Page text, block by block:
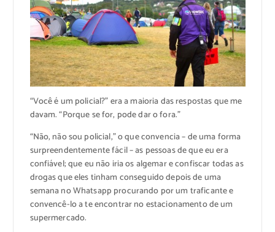
“Você é um policial?” era a maioria das respostas que me
davam. “Porque se for, pode dar o fora.”
“Não, não sou policial,” o que convencia – de uma forma
surpreendentemente fácil – as pessoas de que eu era
confiável; que eu não iria os algemar e confiscar todas as
drogas que eles tinham conseguido depois de uma
semana no Whatsapp procurando por um traficante e
convencê-lo a te encontrar no estacionamento de um
supermercado.